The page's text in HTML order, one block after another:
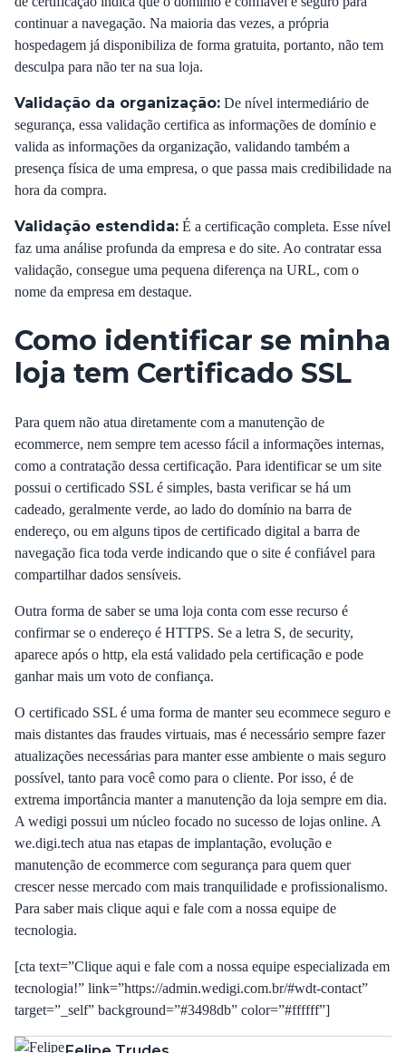
continuar a navegação. Na maioria das vezes, a própria
hospedagem já disponibiliza de forma gratuita, portanto, não tem
desculpa para não ter na sua loja.
Validação da organização: De nível intermediário de
segurança, essa validação certifica as informações de domínio e
valida as informações da organização, validando também a
presença física de uma empresa, o que passa mais credibilidade na
hora da compra.
Validação estendida: É a certificação completa. Esse nível
faz uma análise profunda da empresa e do site. Ao contratar essa
validação, consegue uma pequena diferença na URL, com o
nome da empresa em destaque.
Como identificar se minha
loja tem Certificado SSL
Para quem não atua diretamente com a manutenção de
ecommerce, nem sempre tem acesso fácil a informações internas,
como a contratação dessa certificação. Para identificar se um site
possui o certificado SSL é simples, basta verificar se há um
cadeado, geralmente verde, ao lado do domínio na barra de
endereço, ou em alguns tipos de certificado digital a barra de
navegação fica toda verde indicando que o site é confiável para
compartilhar dados sensíveis.
Outra forma de saber se uma loja conta com esse recurso é
confirmar se o endereço é HTTPS. Se a letra S, de security,
aparece após o http, ela está validado pela certificação e pode
ganhar mais um voto de confiança.
O certificado SSL é uma forma de manter seu ecommece seguro e
mais distantes das fraudes virtuais, mas é necessário sempre fazer
atualizações necessárias para manter esse ambiente o mais seguro
possível, tanto para você como para o cliente. Por isso, é de
extrema importância manter a manutenção da loja sempre em dia.
A wedigi possui um núcleo focado no sucesso de lojas online. A
we.digi.tech atua nas etapas de implantação, evolução e
manutenção de ecommerce com segurança para quem quer
crescer nesse mercado com mais tranquilidade e profissionalismo.
Para saber mais clique aqui e fale com a nossa equipe de
tecnologia.
[cta text=”Clique aqui e fale com a nossa equipe especializada em
tecnologia!” link=”https://admin.wedigi.com.br/#wdt-contact”
target=”_self” background=”#3498db” color=”#ffffff”]